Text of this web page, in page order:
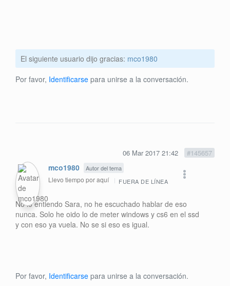
El siguiente usuario dijo gracias: mco1980
Por favor, Identificarse para unirse a la conversación.
06 Mar 2017 21:42 #145657
mco1980 Autor del tema
Llevo tiempo por aquí FUERA DE LÍNEA
No lo entiendo Sara, no he escuchado hablar de eso
nunca. Solo he oido lo de meter windows y cs6 en el ssd
y con eso ya vuela. No se si eso es igual.
Por favor, Identificarse para unirse a la conversación.